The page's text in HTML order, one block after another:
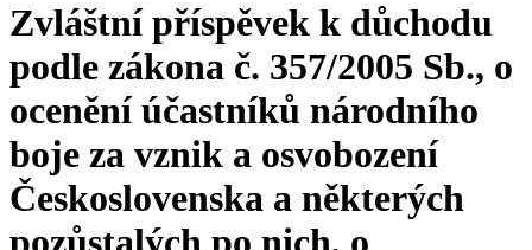
Zvláštní příspěvek k důchodu
podle zákona č. 357/2005 Sb., o
ocenění účastníků národního
boje za vznik a osvobození
Československa a některých